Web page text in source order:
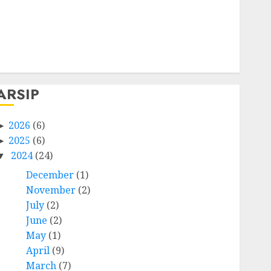
2026 (6)
2025 (6)
2024(24)
December(1)
November(2)
July(2)
June (2)
May(1)
April(9)
March(7)